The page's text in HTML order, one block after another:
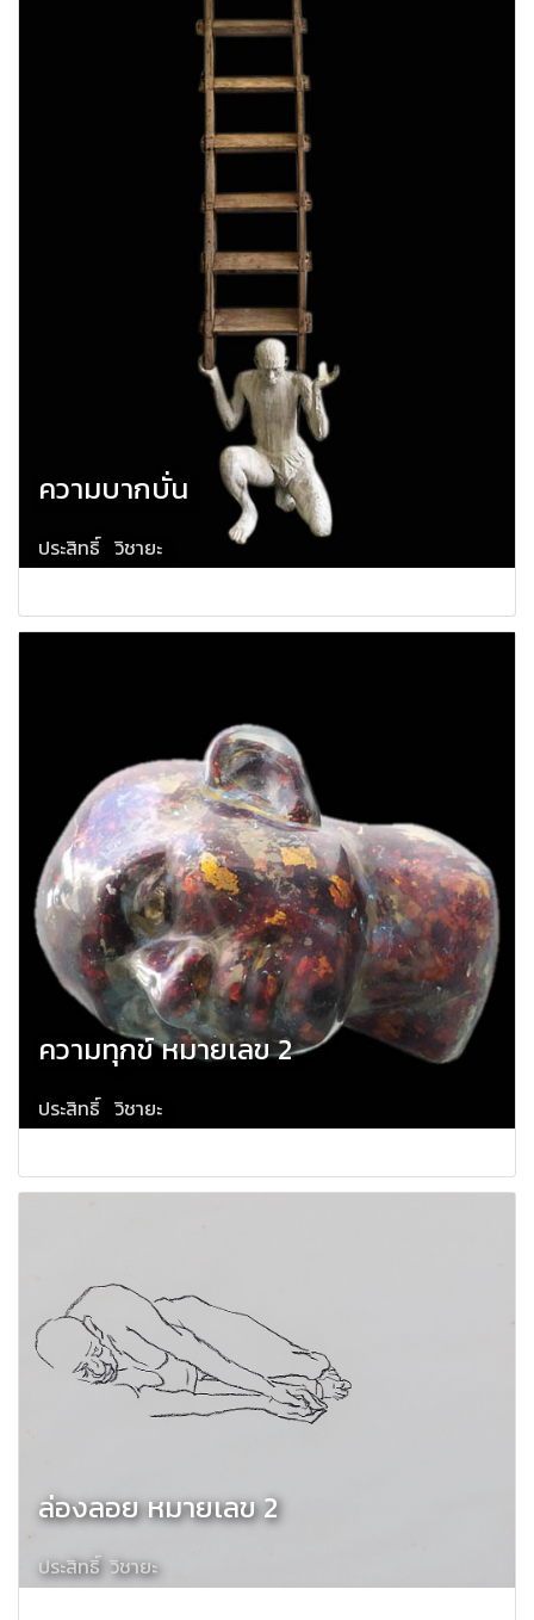
ความบากบั่น
ประสิทธิ์ วิชายะ
ความทุกข์ หมายเลข 2
ประสิทธิ์ วิชายะ
ล่องลอย หมายเลข 2
ประสิทธิ์ วิชายะ